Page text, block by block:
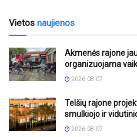
Vietos naujienos
Akmenės rajone
organizuojama
2026-08-07
Telšių rajone
smulkiojo ir
2026-08-07